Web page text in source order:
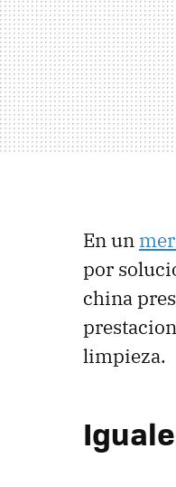
En un
por
china
limpieza.